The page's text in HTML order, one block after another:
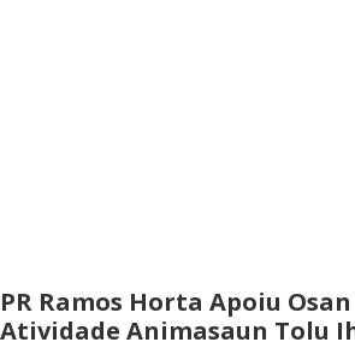
PR Ramos Horta Apoiu Osan
Atividade Animasaun Tolu